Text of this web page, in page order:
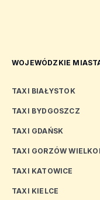
WOJEWÓDZKIE
TAXI BIAŁYSTOK
TAXI BYDGOSZCZ
TAXI GDAŃSK
TAXI GORZÓW
TAXI KATOWICE
TAXI KIELCE